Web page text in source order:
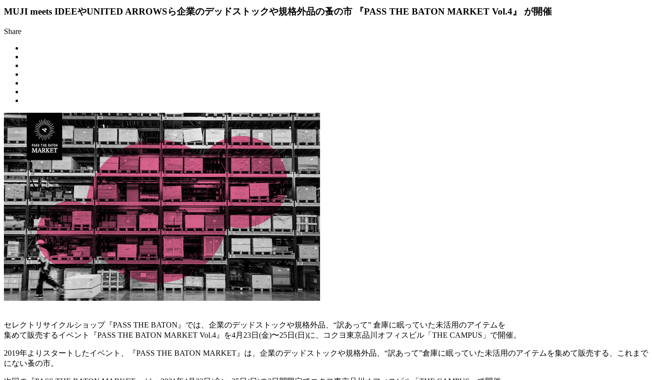
MUJI meets IDEEやUNITED ARROWSら企業のデッドストックや規格外品の蚤の市 『PASS THE BATON MARKET Vol.4』 が開催
Share
セレクトリサイクルショップ『PASS THE BATON』では、企業のデッドストックや規格外品、“訳あって” 倉庫に眠っていた未活用のアイテムを
集めて販売するイベント『PASS THE BATON MARKET Vol.4』を4月23日(金)〜25日(日)に、コクヨ東京品川オフィスビル「THE CAMPUS」で開催。
2019年よりスタートしたイベント、『PASS THE BATON MARKET』は、企業のデッドストックや規格外品、“訳あって”倉庫に眠っていた未活用のアイテムを集めて販売する、これまで
にない蚤の市。